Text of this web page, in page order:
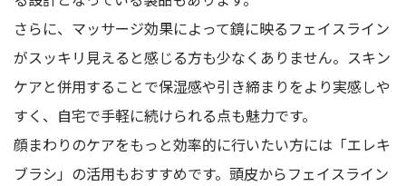
さらに、マッサージ効果によって鏡に映るフェイスライン
がスッキリ見えると感じる方も少なくありません。スキン
ケアと併用することで保湿感や引き締まりをより実感しや
すく、自宅で手軽に続けられる点も魅力です。
顔まわりのケアをもっと効率的に行いたい方には「エレキ
ブラシ」の活用もおすすめです。頭皮からフェイスライン